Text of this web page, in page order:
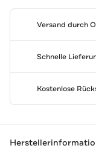
Versand durch
Schnelle
Kostenlose